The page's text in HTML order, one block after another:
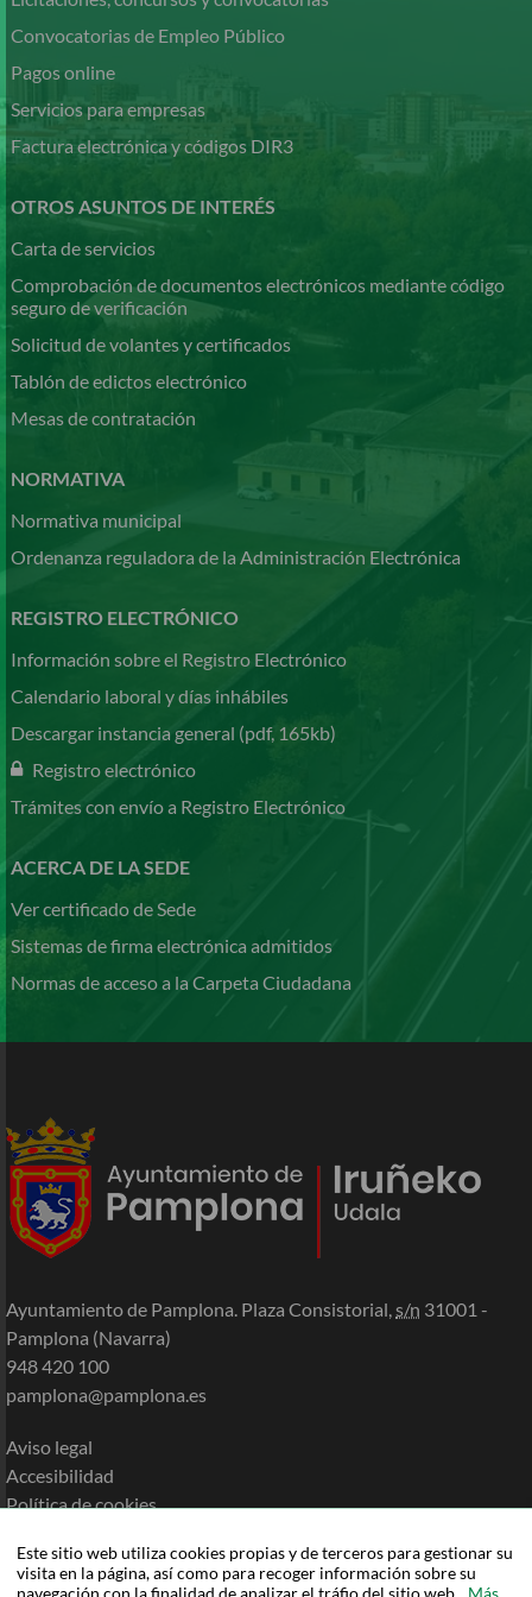
Este sitio web utiliza cookies propias y de terceros para gestionar su
visita en la página, así como para recoger información sobre su
Convocatorias de Empleo Público
Pagos online
Servicios para empresas
Factura electrónica y códigos DIR3
OTROS ASUNTOS DE INTERÉS
Carta de servicios
Comprobación de documentos electrónicos mediante código
seguro de verificación
Solicitud de volantes y certificados
Tablón de edictos electrónico
Mesas de contratación
NORMATIVA
Normativa municipal
Ordenanza reguladora de la Administración Electrónica
REGISTRO ELECTRÓNICO
Información sobre el Registro Electrónico
Calendario laboral y días inhábiles
Descargar instancia general (pdf, 165kb)
Registro electrónico
Trámites con envío a Registro Electrónico
ACERCA DE LA SEDE
Ver certificado de Sede
Sistemas de firma electrónica admitidos
Normas de acceso a la Carpeta Ciudadana
Ayuntamiento de Pamplona. Plaza Consistorial,s/n 31001 -
Pamplona (Navarra)
948 420 100
pamplona@pamplona.es
Aviso legal
Accesibilidad
Política de cookies
Mapa de la Sede
Ayuda